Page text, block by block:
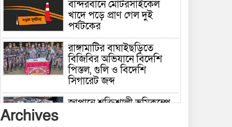
বান্দরবানে মোটরসাইকেল
খাদে পড়ে প্রাণ গেল দুই
পর্যটকের
রাঙ্গামাটির বাঘাইছড়িতে
বিজিবির অভিযানে বিদেশি
পিস্তল, গুলি ও বিদেশি
সিগারেট জব্দ
জাপানে শক্তিশালী ভূমিকম্পে
Archives